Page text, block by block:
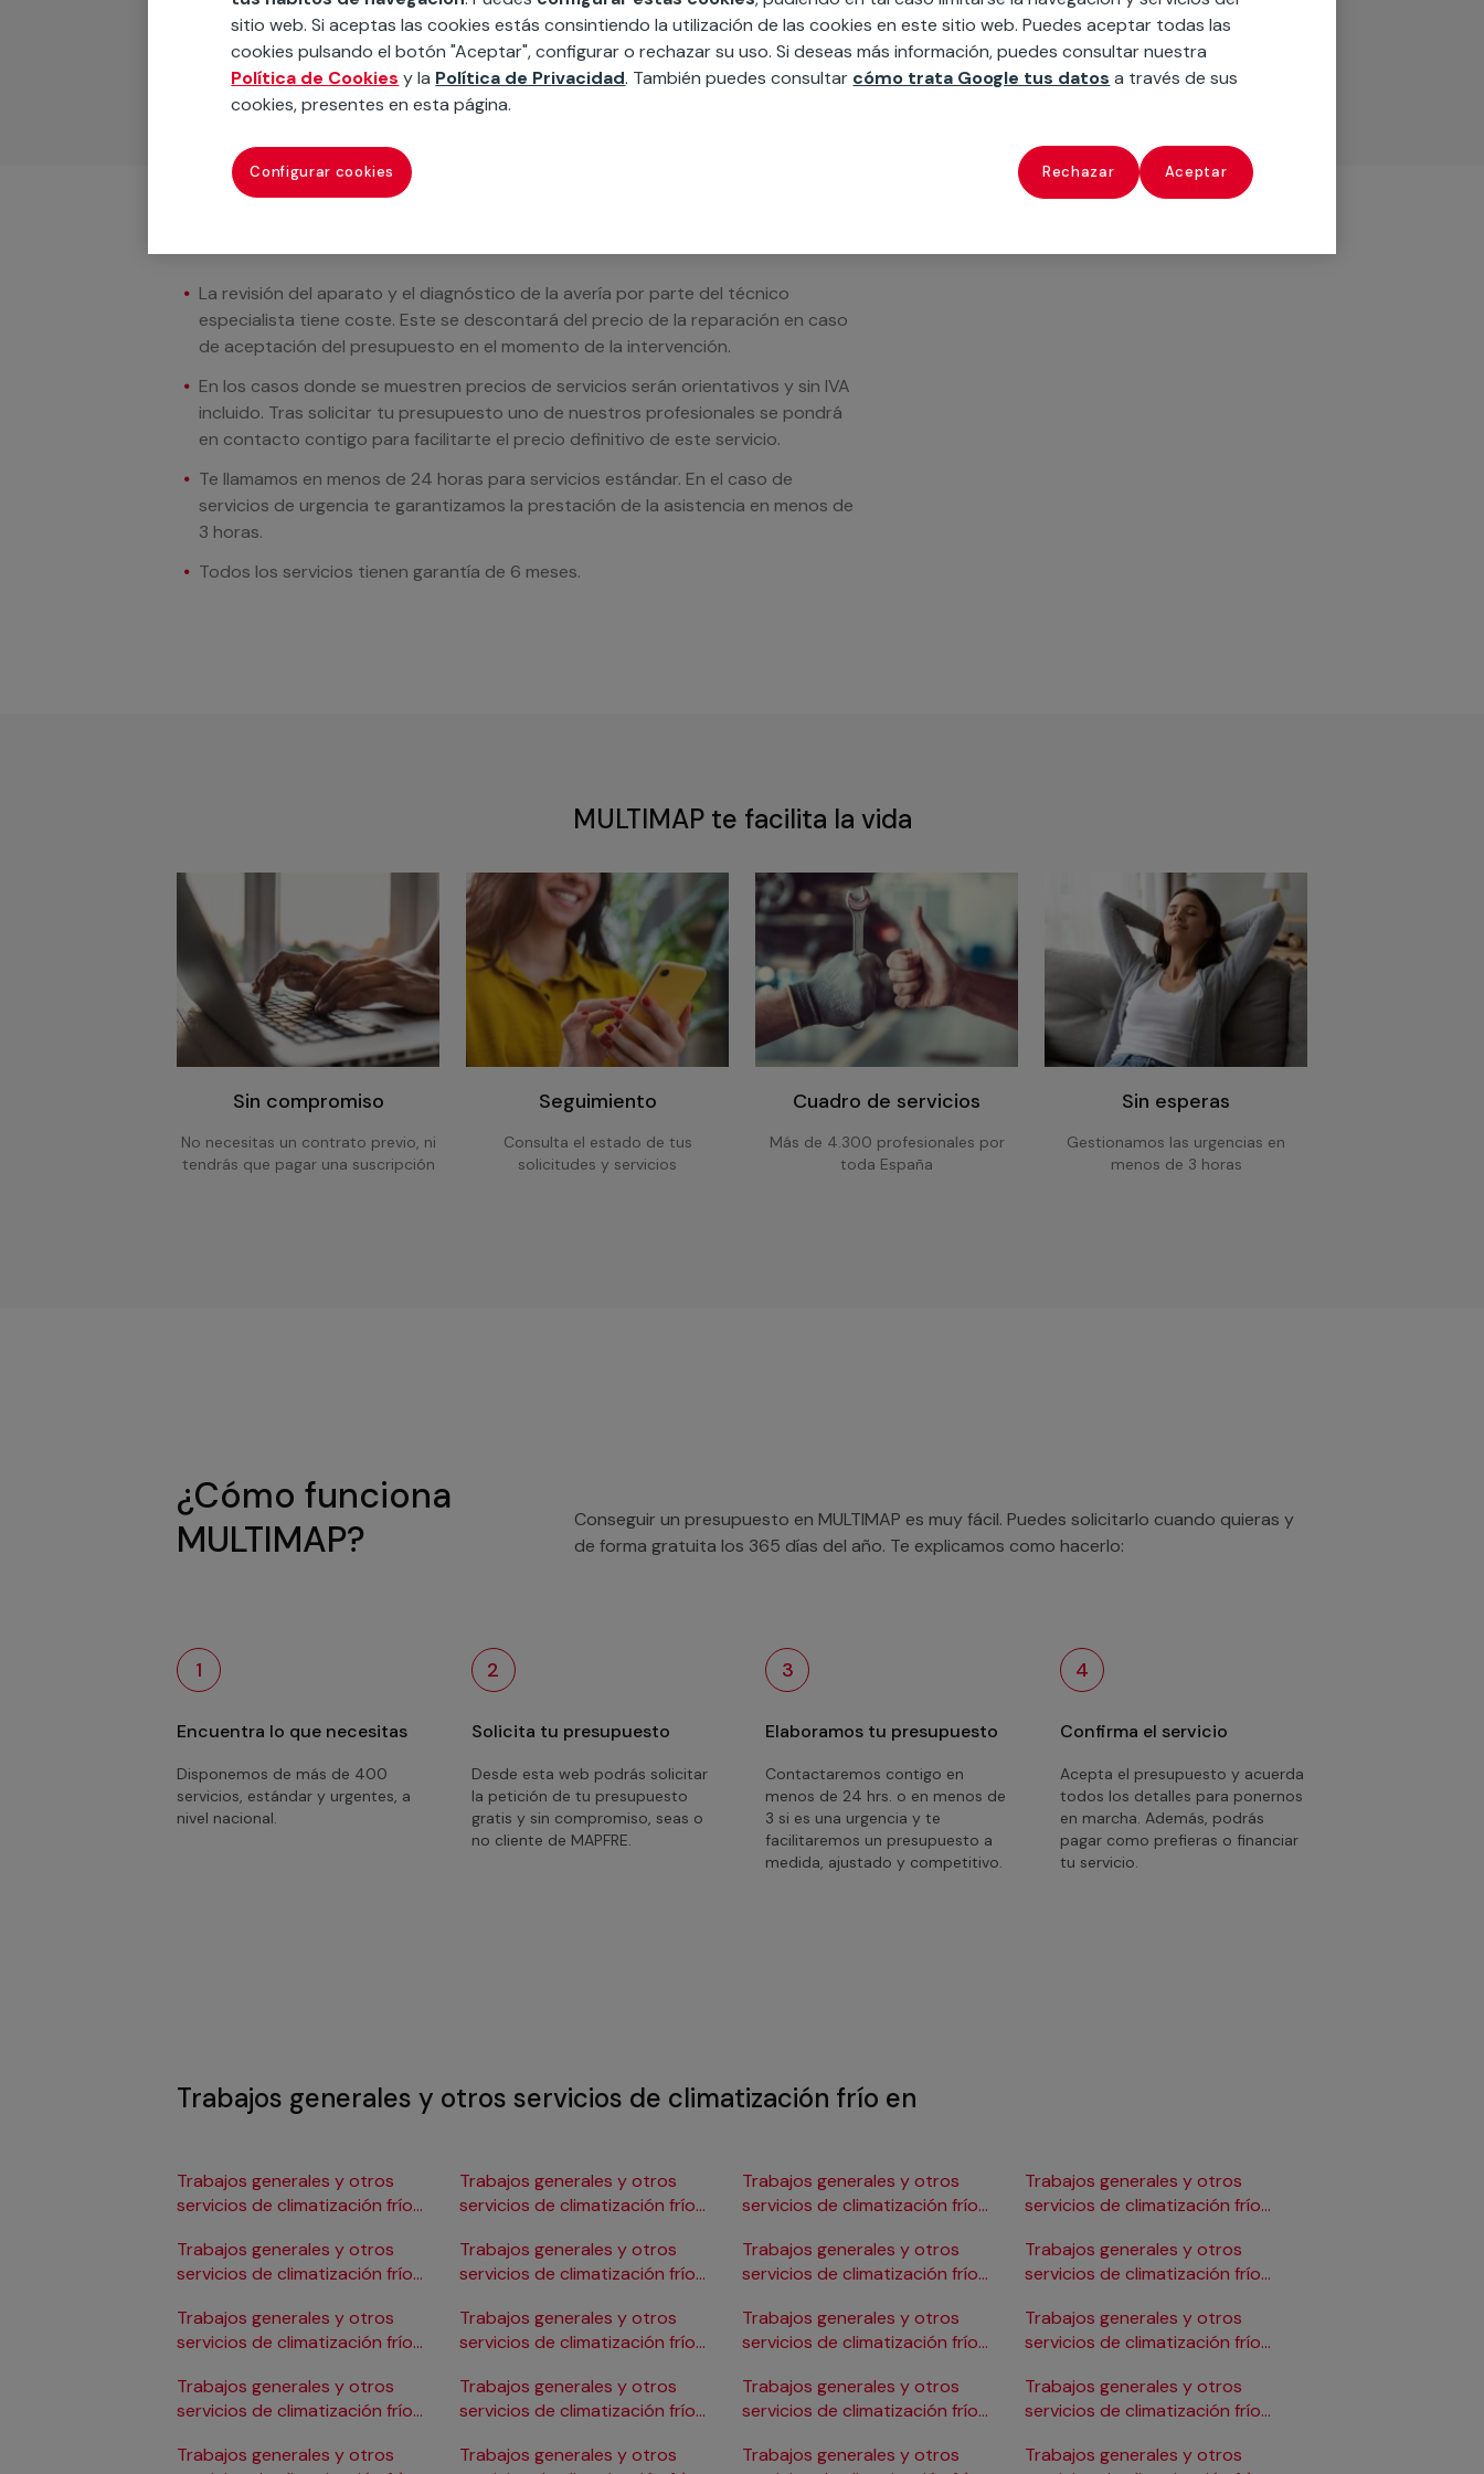
Podemos ofrecer cualquier servicio a medida incluyendo todo lo que necesites:
materiales, equipamientos, electrodomésticos, etc. Cuéntanos que necesitas
cuando te llamemos.
La revisión del aparato y el diagnóstico de la avería por parte del técnico
especialista tiene coste. Este se descontará del precio de la reparación en caso
de aceptación del presupuesto en el momento de la intervención.
En los casos donde se muestren precios de servicios serán orientativos y sin IVA
incluido. Tras solicitar tu presupuesto uno de nuestros profesionales se pondrá
en contacto contigo para facilitarte el precio definitivo de este servicio.
Te llamamos en menos de 24 horas para servicios estándar. En el caso de
servicios de urgencia te garantizamos la prestación de la asistencia en menos de
3 horas.
Todos los servicios tienen garantía de 6 meses.
MULTIMAP te facilita la vida
Sin compromiso
No necesitas un contrato previo, ni
tendrás que pagar una suscripción
Seguimiento
Consulta el estado de tus
solicitudes y servicios
Cuadro de servicios
Más de 4.300 profesionales por
toda España
Sin esperas
Gestionamos las urgencias en
menos de 3 horas
¿Cómo funciona
MULTIMAP?
Conseguir un presupuesto en MULTIMAP es muy fácil. Puedes solicitarlo cuando quieras y
de forma gratuita los 365 días del año. Te explicamos como hacerlo:
1
Encuentra lo que necesitas
Disponemos de más de 400
servicios, estándar y urgentes, a
nivel nacional.
2
Solicita tu presupuesto
Desde esta web podrás solicitar
la petición de tu presupuesto
gratis y sin compromiso, seas o
no cliente de MAPFRE.
3
Elaboramos tu presupuesto
Contactaremos contigo en
menos de 24 hrs. o en menos de
3 si es una urgencia y te
facilitaremos un presupuesto a
medida, ajustado y competitivo.
4
Confirma el servicio
Acepta el presupuesto y acuerda
todos los detalles para ponernos
en marcha. Además, podrás
pagar como prefieras o financiar
tu servicio.
Trabajos generales y otros servicios de climatización frío en
Trabajos generales y otros
servicios de climatización frío
Trabajos generales y otros
servicios de climatización frío
Trabajos generales y otros
servicios de climatización frío
Trabajos generales y otros
servicios de climatización frío
Trabajos generales y otros
Trabajos generales y otros
servicios de climatización frío
Trabajos generales y otros
servicios de climatización frío
Trabajos generales y otros
servicios de climatización frío
Trabajos generales y otros
servicios de climatización frío
Trabajos generales y otros
Trabajos generales y otros
servicios de climatización frío
Trabajos generales y otros
servicios de climatización frío
Trabajos generales y otros
servicios de climatización frío
Trabajos generales y otros
servicios de climatización frío
Trabajos generales y otros
Trabajos generales y otros
servicios de climatización frío
Trabajos generales y otros
servicios de climatización frío
Trabajos generales y otros
servicios de climatización frío
Trabajos generales y otros
servicios de climatización frío
Trabajos generales y otros
sitio web. Si aceptas las cookies estás consintiendo la utilización de las cookies en este sitio web. Puedes aceptar todas las
cookies pulsando el botón "Aceptar", configurar o rechazar su uso. Si deseas más información, puedes consultar nuestra
Política de Cookies y la Política de Privacidad. También puedes consultar cómo trata Google tus datos a través de sus
cookies, presentes en esta página.
Configurar cookies Rechazar Aceptar